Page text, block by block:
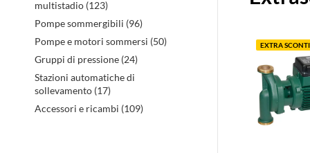
multistadio (123)
Pompe sommergibili (96)
Pompe e motori sommersi (50)
Gruppi di pressione (24)
Stazioni automatiche di
sollevamento (17)
Accessori e ricambi (109)
EXTRA SCONTI